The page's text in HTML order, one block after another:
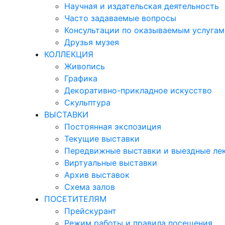
Научная и издательская деятельность
Часто задаваемые вопросы
Консультации по оказываемым услугам
Друзья музея
КОЛЛЕКЦИЯ
Живопись
Графика
Декоративно-прикладное искусство
Скульптура
ВЫСТАВКИ
Постоянная экспозиция
Текущие выставки
Передвижные выставки и выездные
Виртуальные выставки
Архив выставок
Схема залов
ПОСЕТИТЕЛЯМ
Прейскурант
Режим работы и правила посещения